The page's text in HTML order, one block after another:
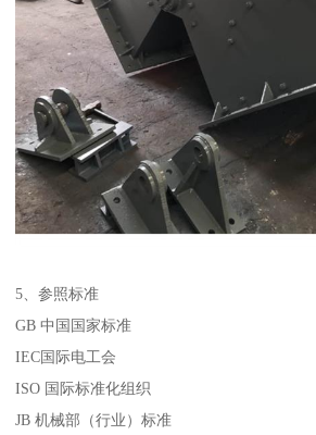
5、参照标准
GB 中国国家标准
IEC国际电工会
ISO 国际标准化组织
JB 机械部（行业）标准